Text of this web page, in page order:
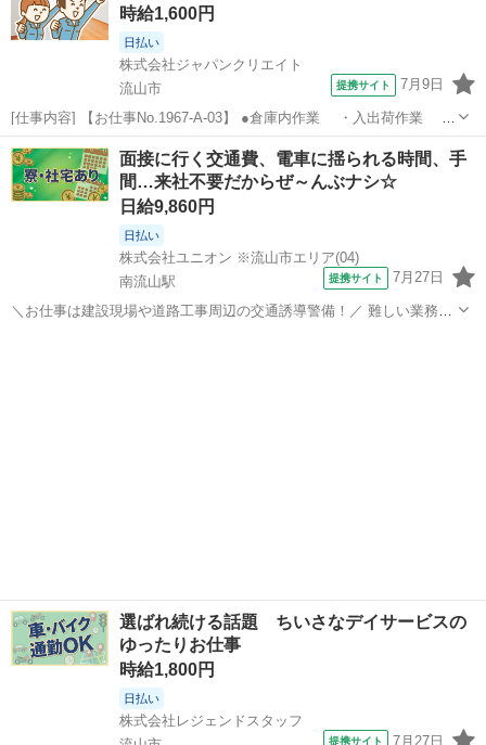
時給1,600円
日払い
株式会社ジャパンクリエイト
流山市
提携サイト 7月9日
[仕事内容] 【お仕事No.1967-A-03】 ●倉庫内作業 ・入出荷作業 ・
ピッキング ・積み付け ・検品 ・その他付随する業務 ※自動車
に使用するベアリング（小物部品）を取り扱う倉庫内で、伝票をもと
に入出...
千葉 流山市 工場
面接に行く交通費、電車に揺られる時間、手
間…来社不要だからぜ～んぶナシ☆
日給9,860円
日払い
株式会社ユニオン ※流山市エリア(04)
南流山駅
提携サイト 7月27日
＼お仕事は建設現場や道路工事周辺の交通誘導警備！／ 難しい業務や
選ばれ続ける話題 ちいさなデイサービスの
ゆったりお仕事
時給1,800円
日払い
株式会社レジェンドスタッフ
提携サイト 7月27日